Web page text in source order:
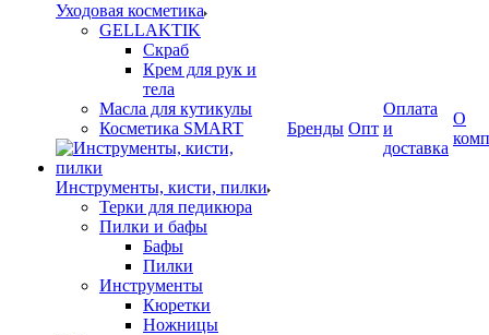
Уходовая косметика
GELLAKTIK
Скраб
Крем для рук и
тела
Масла для кутикулы
Косметика SMART
Инструменты, кисти, пилки
Терки для педикюра
Пилки и бафы
Бафы
Пилки
Инструменты
Кюретки
Ножницы
Бренды Опт
Оплата
и
доставка
О